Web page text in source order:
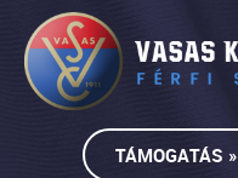
TÁMOGATÁS »